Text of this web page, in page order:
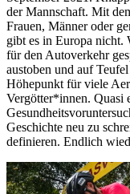
der Mannschaft. Mit
Frauen, Männer oder
gibt es in Europa nicht.
für den Autoverkehr
austoben und auf
Höhepunkt für viele
Vergötter*innen. Quasi
Geschichte neu zu
definieren. Endlich